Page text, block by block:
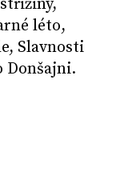
léto,
Slavnosti
Donšajni.